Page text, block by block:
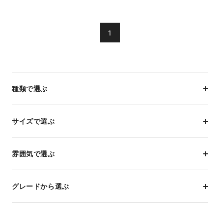
1
種類で選ぶ
サイズで選ぶ
雰囲気で選ぶ
グレードから選ぶ